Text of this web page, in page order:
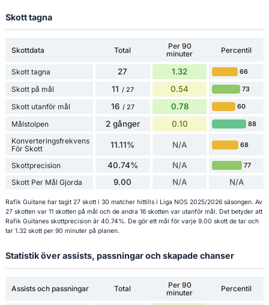
Skott tagna
Skottdata Total
Per 90
minuter
Percentil
Skott tagna 27 1.32 66
Skott på mål 11 / 27 0.54 73
Skott utanför mål 16 / 27 0.78 60
Målstolpen 2 gånger 0.10 88
Konverteringsfrekvens
För Skott
11.11% N/A 68
Skottprecision 40.74% N/A 77
Skott Per Mål Gjorda 9.00 N/A N/A
Rafik Guitane har tagit 27 skott i 30 matcher hittills i Liga NOS 2025/2026 säsongen. Av
27 skotten var 11 skotten på mål och de andra 16 skotten var utanför mål. Det betyder att
Rafik Guitanes skottprecision är 40.74%. De gör ett mål för varje 9.00 skott de tar och
tar 1.32 skott per 90 minuter på planen.
Statistik över assists, passningar och skapade chanser
Assists och passningar Total
Per 90
minuter
Percentil